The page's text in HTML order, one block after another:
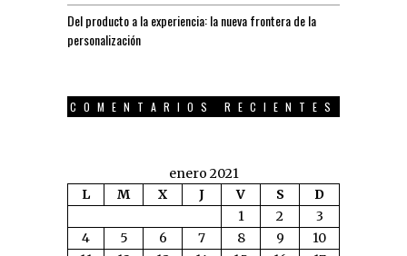
Del producto a la experiencia: la nueva frontera de la
personalización
COMENTARIOS RECIENTES
enero 2021
L
M X J V S
D
1
2
3
4
5 6 7 8 9
10